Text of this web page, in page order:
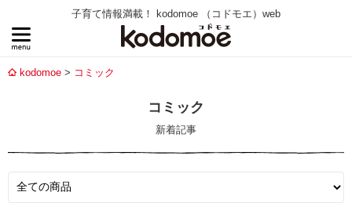
子育て情報満載！ kodomoe （コドモエ）web
kodomoe コミック
コミック
新着記事